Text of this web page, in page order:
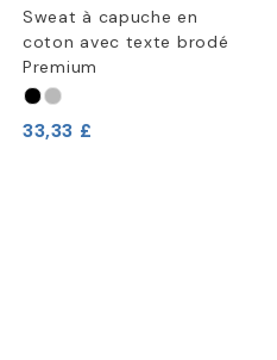
Sweat à capuche en
coton avec texte brodé
Premium
33,33 £